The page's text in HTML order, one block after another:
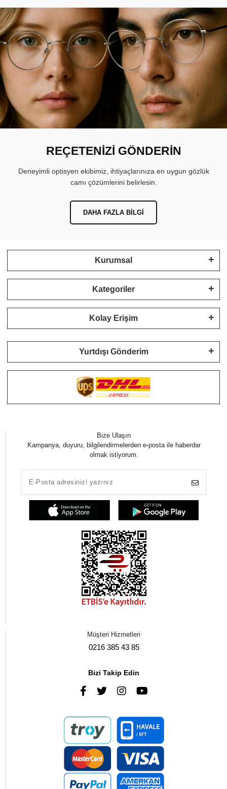
REÇETENİZİ GÖNDERİN
Deneyimli optisyen ekibimiz, ihtiyaçlarınıza en uygun gözlük
camı çözümlerini belirlesin.
DAHA FAZLA BILGI
Kurumsal
Kategoriler
Kolay Erişim
Yurtdışı Gönderim
Bize Ulaşın
Kampanya, duyuru, bilgilendirmelerden e-posta ile haberdar
olmak istiyorum.
Müşteri Hizmetleri
0216 385 43 85
Bizi Takip Edin